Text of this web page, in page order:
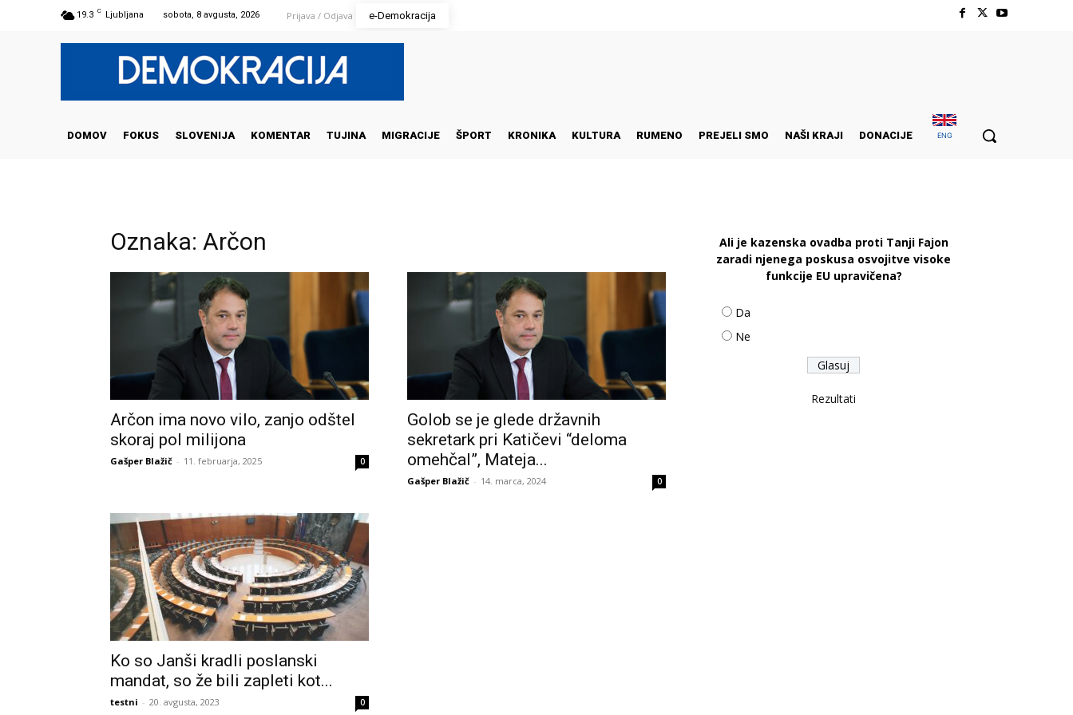
19.3 C Ljubljana sobota, 8 avgusta, 2026 Prijava / Odjava e-Demokracija
DOMOV FOKUS SLOVENIJA KOMENTAR TUJINA MIGRACIJE ŠPORT KRONIKA KULTURA RUMENO PREJELI SMO NAŠI KRAJI DONACIJE ENG
Oznaka: Arčon
Arčon ima novo vilo, zanjo odštel
skoraj pol milijona
Gašper Blažič - 11. februarja, 2025 0
Golob se je glede državnih
sekretark pri Katičevi “deloma
omehčal”, Mateja...
Gašper Blažič - 14. marca, 2024 0
Ko so Janši kradli poslanski
mandat, so že bili zapleti kot...
testni - 20. avgusta, 2023 0
Ali je kazenska ovadba proti Tanji Fajon
zaradi njenega poskusa osvojitve visoke
funkcije EU upravičena?
Da
Ne
Rezultati